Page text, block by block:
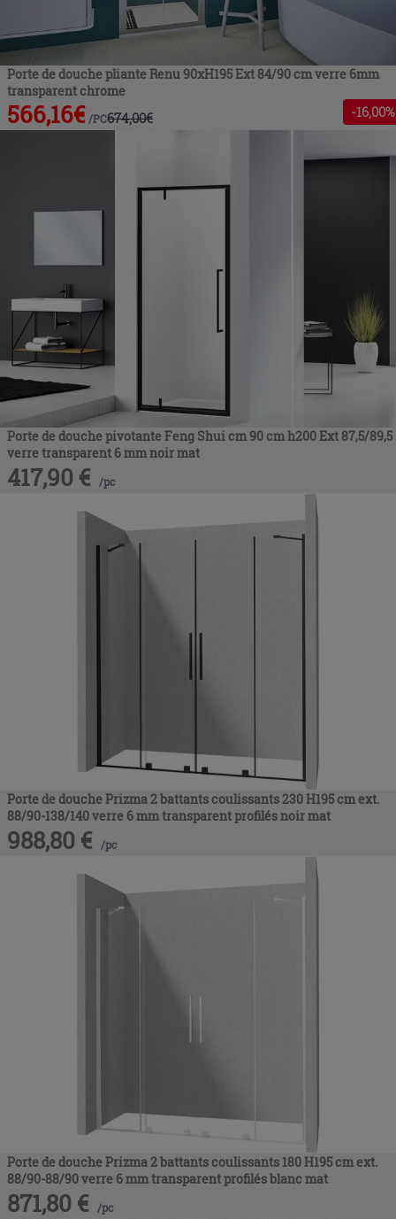
Porte de douche pliante Renu 90xH195 Ext 84/90 cm verre 6mm
transparent chrome
566,16€ /PC674,00€ -16,00%
Porte de douche pivotante Feng Shui cm 90 cm h200 Ext 87,5/89,5
verre transparent 6 mm noir mat
417,90 € /pc
Porte de douche Prizma 2 battants coulissants 230 H195 cm ext.
88/90-138/140 verre 6 mm transparent profilés noir mat
988,80 € /pc
Porte de douche Prizma 2 battants coulissants 180 H195 cm ext.
88/90-88/90 verre 6 mm transparent profilés blanc mat
871,80 € /pc